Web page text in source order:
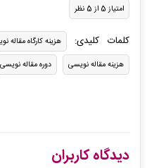
امتیاز 5 از 5 نظر
کلمات کلیدی: هزینه کارگاه مقاله
هزینه مقاله نویسی
دوره مقاله نویسی
دیدگاه کاربران